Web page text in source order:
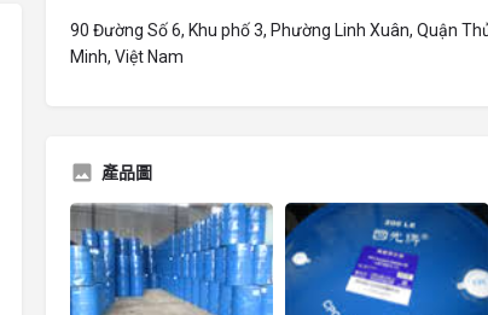
90 Đường Số 6, Khu phố 3, Phường Linh Xuân, Quận
Minh, Việt Nam
產品圖